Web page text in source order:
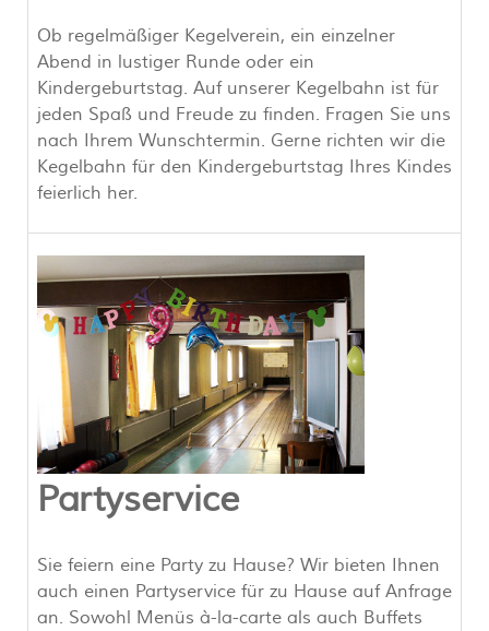
Ob regelmäßiger Kegelverein, ein einzelner
Abend in lustiger Runde oder ein
Kindergeburtstag. Auf unserer Kegelbahn ist für
jeden Spaß und Freude zu finden. Fragen Sie uns
nach Ihrem Wunschtermin. Gerne richten wir die
Kegelbahn für den Kindergeburtstag Ihres Kindes
feierlich her.
Partyservice
Sie feiern eine Party zu Hause? Wir bieten Ihnen
auch einen Partyservice für zu Hause auf Anfrage
an. Sowohl Menüs à-la-carte als auch Buffets